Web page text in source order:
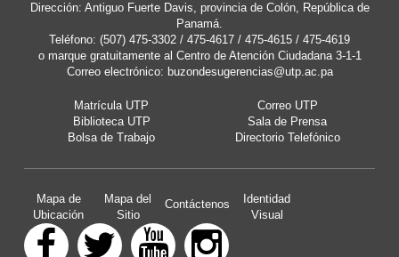
Dirección: Antiguo Fuerte Davis, provincia de Colón, República de
Panamá.
Teléfono: (507) 475-3302 / 475-4617 / 475-4615 / 475-4619
o marque gratuitamente al Centro de Atención Ciudadana 3-1-1
Correo electrónico: buzondesugerencias@utp.ac.pa
Matrícula UTP
Correo UTP
Biblioteca UTP
Sala de Prensa
Bolsa de Trabajo
Directorio Telefónico
Mapa de
Ubicación
Mapa del
Sitio
Contáctenos
Identidad
Visual